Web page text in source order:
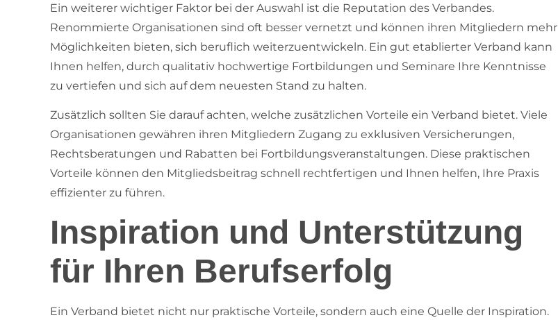
Ein weiterer wichtiger Faktor bei der Auswahl ist die Reputation des Verbandes.
Renommierte Organisationen sind oft besser vernetzt und können ihren Mitgliedern mehr
Möglichkeiten bieten, sich beruflich weiterzuentwickeln. Ein gut etablierter Verband kann
Ihnen helfen, durch qualitativ hochwertige Fortbildungen und Seminare Ihre Kenntnisse
zu vertiefen und sich auf dem neuesten Stand zu halten.
Zusätzlich sollten Sie darauf achten, welche zusätzlichen Vorteile ein Verband bietet. Viele
Organisationen gewähren ihren Mitgliedern Zugang zu exklusiven Versicherungen,
Rechtsberatungen und Rabatten bei Fortbildungsveranstaltungen. Diese praktischen
Vorteile können den Mitgliedsbeitrag schnell rechtfertigen und Ihnen helfen, Ihre Praxis
effizienter zu führen.
Inspiration und Unterstützung
für Ihren Berufserfolg
Ein Verband bietet nicht nur praktische Vorteile, sondern auch eine Quelle der Inspiration.